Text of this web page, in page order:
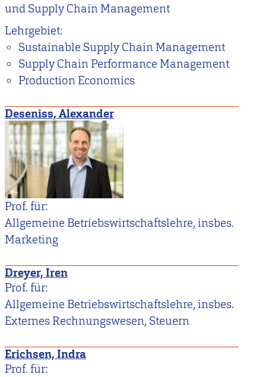
und Supply Chain Management
Lehrgebiet:
Sustainable Supply Chain Management
Supply Chain Performance Management
Production Economics
Deseniss, Alexander
Prof. für:
Allgemeine Betriebswirtschaftslehre, insbes.
Marketing
Dreyer, Iren
Prof. für:
Allgemeine Betriebswirtschaftslehre, insbes.
Externes Rechnungswesen, Steuern
Erichsen, Indra
Prof. für: